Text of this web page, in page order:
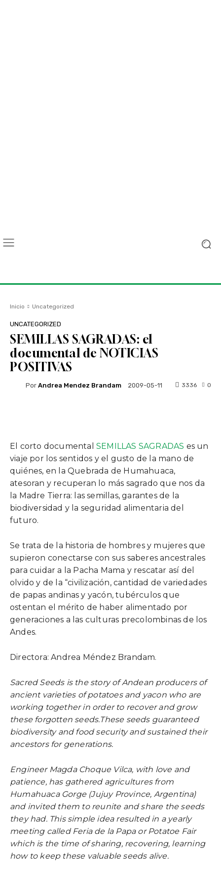
Inicio Uncategorized
UNCATEGORIZED
SEMILLAS SAGRADAS: el
documental de NOTICIAS
POSITIVAS
Por Andrea Mendez Brandam 2009-05-11 0
3336
El corto documental SEMILLAS SAGRADAS es un
viaje por los sentidos y el gusto de la mano de
quiénes, en la Quebrada de Humahuaca,
atesoran y recuperan lo más sagrado que nos da
la Madre Tierra: las semillas, garantes de la
biodiversidad y la seguridad alimentaria del
futuro.
Se trata de la historia de hombres y mujeres que
supieron conectarse con sus saberes ancestrales
para cuidar a la Pacha Mama y rescatar así del
olvido y de la “civilización, cantidad de variedades
de papas andinas y yacón, tubérculos que
ostentan el mérito de haber alimentado por
generaciones a las culturas precolombinas de los
Andes.
Directora: Andrea Méndez Brandam.
Sacred Seeds is the story of Andean producers of
ancient varieties of potatoes and yacon who are
working together in order to recover and grow
these forgotten seeds.These seeds guaranteed
biodiversity and food security and sustained their
ancestors for generations.
Engineer Magda Choque Vilca, with love and
patience, has gathered agricultures from
Humahuaca Gorge (Jujuy Province, Argentina)
and invited them to reunite and share the seeds
they had. This simple idea resulted in a yearly
meeting called Feria de la Papa or Potatoe Fair
which is the time of sharing, recovering, learning
how to keep these valuable seeds alive.